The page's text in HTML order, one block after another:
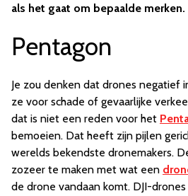
als het gaat om bepaalde merken.
Pentagon
Je zou denken dat drones negatief
ze voor schade of gevaarlijke
dat is niet een reden voor het
bemoeien. Dat heeft zijn pijlen
werelds bekendste dronemakers.
zozeer te maken met wat een
de drone vandaan komt. DJI-